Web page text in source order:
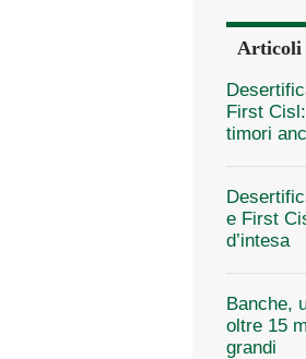
Articoli
First
timori
e First
d’intesa
Banche,
oltre 15
grandi